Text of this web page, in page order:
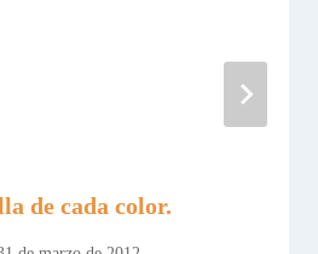
de cada color.